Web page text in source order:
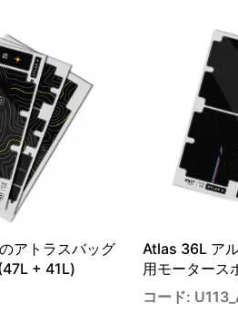
アトラスバッグ
+ 41L)
Atlas 36L ア
用モータース
コード: